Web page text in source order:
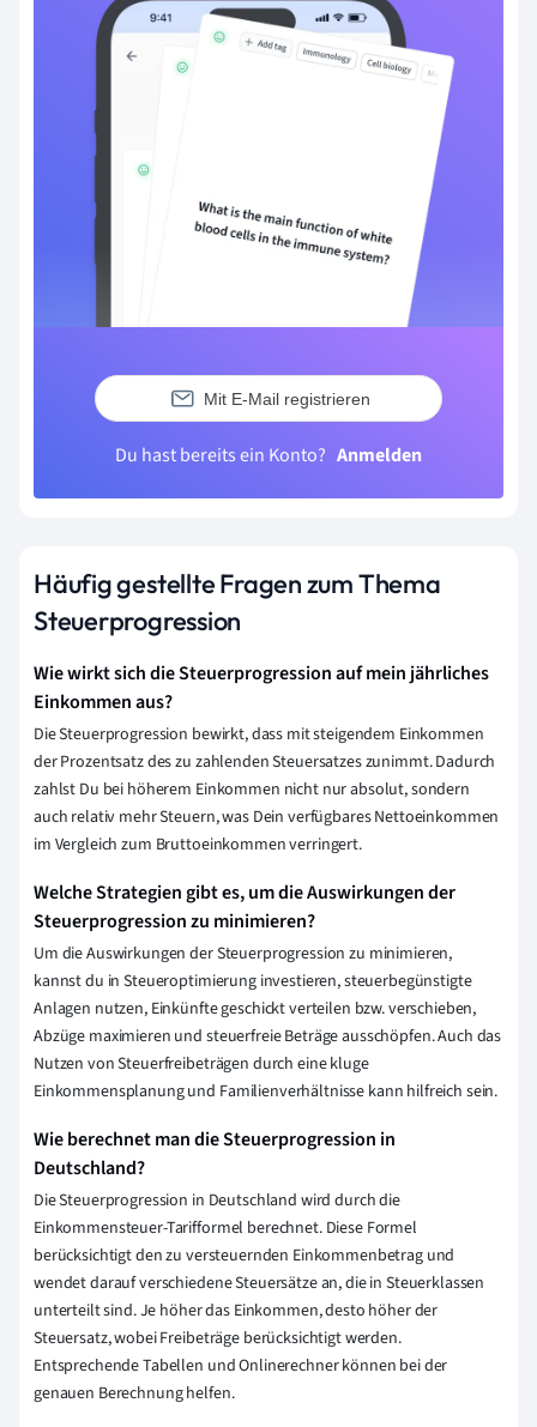
Mit E-Mail registrieren
Du hast bereits ein Konto? Anmelden
Häufig gestellte Fragen zum Thema
Steuerprogression
Wie wirkt sich die Steuerprogression auf mein jährliches
Einkommen aus?
Die Steuerprogression bewirkt, dass mit steigendem Einkommen
der Prozentsatz des zu zahlenden Steuersatzes zunimmt. Dadurch
zahlst Du bei höherem Einkommen nicht nur absolut, sondern
auch relativ mehr Steuern, was Dein verfügbares Nettoeinkommen
im Vergleich zum Bruttoeinkommen verringert.
Welche Strategien gibt es, um die Auswirkungen der
Steuerprogression zu minimieren?
Um die Auswirkungen der Steuerprogression zu minimieren,
kannst du in Steueroptimierung investieren, steuerbegünstigte
Anlagen nutzen, Einkünfte geschickt verteilen bzw. verschieben,
Abzüge maximieren und steuerfreie Beträge ausschöpfen. Auch das
Nutzen von Steuerfreibeträgen durch eine kluge
Einkommensplanung und Familienverhältnisse kann hilfreich sein.
Wie berechnet man die Steuerprogression in
Deutschland?
Die Steuerprogression in Deutschland wird durch die
Einkommensteuer-Tarifformel berechnet. Diese Formel
berücksichtigt den zu versteuernden Einkommenbetrag und
wendet darauf verschiedene Steuersätze an, die in Steuerklassen
unterteilt sind. Je höher das Einkommen, desto höher der
Steuersatz, wobei Freibeträge berücksichtigt werden.
Entsprechende Tabellen und Onlinerechner können bei der
genauen Berechnung helfen.